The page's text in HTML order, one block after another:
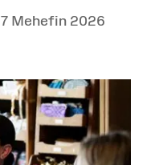
7 Mehefin 2026